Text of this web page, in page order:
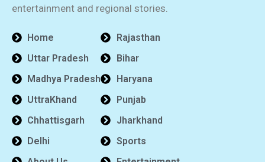
entertainment and regional stories.
Home
Uttar Pradesh
Madhya Pradesh
UttraKhand
Chhattisgarh
Delhi
Rajasthan
Bihar
Haryana
Punjab
Jharkhand
Sports